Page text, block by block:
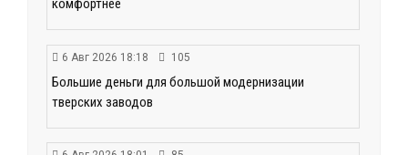
комфортнее
6 Авг 2026 18:18 105
Большие деньги для большой модернизации
тверских заводов